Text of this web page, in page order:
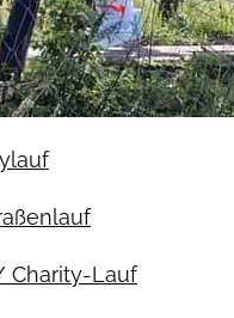
Charity-Lauf